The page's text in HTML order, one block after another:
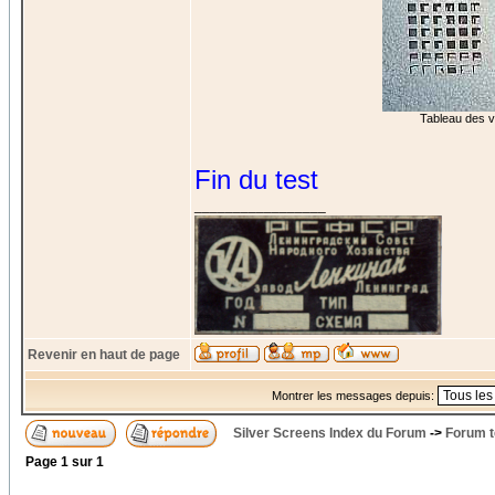
Tableau des
Fin du test
Revenir en haut de page
Montrer les messages depuis:
Silver Screens Index du Forum -> Forum
Page 1 sur 1